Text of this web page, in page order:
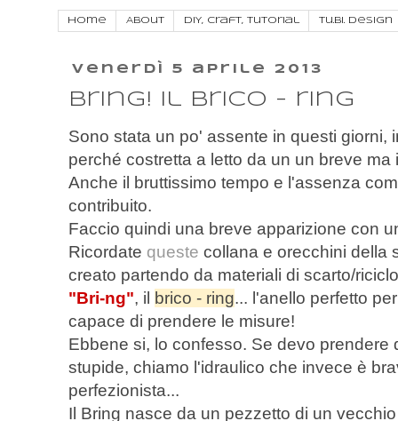
Home About DIY, craft, tutorial Tu.Bi. Design
venerdì 5 aprile 2013
Bring! Il Brico - ring
Sono stata un po' assente in questi giorni,
perché costretta a letto da un un breve
Anche il bruttissimo tempo e l'assenza
contribuito.
Faccio quindi una breve apparizione con
Ricordate queste collana e orecchini della
creato partendo da materiali di scarto/
"Bri-ng", il brico - ring... l'anello perfetto
capace di prendere le misure!
Ebbene si, lo confesso. Se devo prendere
stupide, chiamo l'idraulico che invece è
perfezionista...
Il Bring nasce da un pezzetto di un